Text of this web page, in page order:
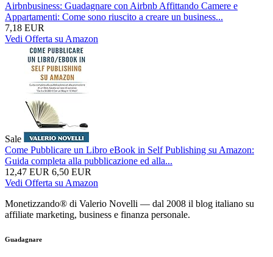
Airbnbusiness: Guadagnare con Airbnb Affittando Camere e
Appartamenti: Come sono riuscito a creare un business...
7,18 EUR
Vedi Offerta su Amazon
Sale
Come Pubblicare un Libro eBook in Self Publishing su Amazon:
Guida completa alla pubblicazione ed alla...
12,47 EUR 6,50 EUR
Vedi Offerta su Amazon
Monetizzando® di Valerio Novelli — dal 2008 il blog italiano su
affiliate marketing, business e finanza personale.
Guadagnare